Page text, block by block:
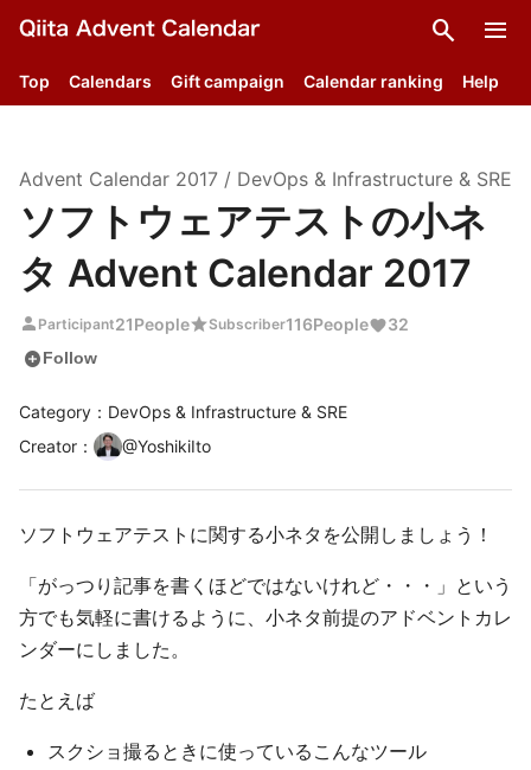
search menu
Top Calendars Gift campaign Calendar ranking Help
Advent Calendar 2017 / DevOps & Infrastructure & SRE
ソフトウェアテストの小ネ
タ Advent Calendar 2017
person Participant21PeoplestarSubscriber116People 32
add_circleFollow
Category：DevOps & Infrastructure & SRE
Creator ： @YoshikiIto
ソフトウェアテストに関する小ネタを公開しましょう！
「がっつり記事を書くほどではないけれど・・・」という
方でも気軽に書けるように、小ネタ前提のアドベントカレ
ンダーにしました。
たとえば
スクショ撮るときに使っているこんなツール